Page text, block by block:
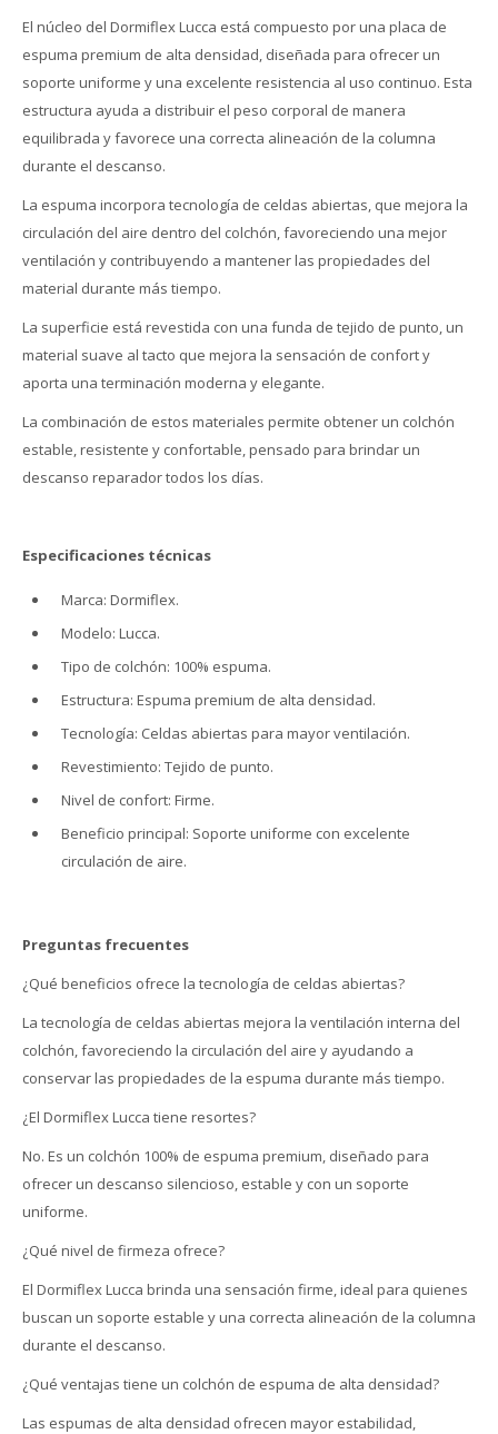
El núcleo del Dormiflex Lucca está compuesto por una placa de
espuma premium de alta densidad, diseñada para ofrecer un
soporte uniforme y una excelente resistencia al uso continuo. Esta
estructura ayuda a distribuir el peso corporal de manera
equilibrada y favorece una correcta alineación de la columna
durante el descanso.
La espuma incorpora tecnología de celdas abiertas, que mejora la
circulación del aire dentro del colchón, favoreciendo una mejor
ventilación y contribuyendo a mantener las propiedades del
material durante más tiempo.
La superficie está revestida con una funda de tejido de punto, un
material suave al tacto que mejora la sensación de confort y
aporta una terminación moderna y elegante.
La combinación de estos materiales permite obtener un colchón
estable, resistente y confortable, pensado para brindar un
descanso reparador todos los días.
Especificaciones técnicas
Marca: Dormiflex.
Modelo: Lucca.
Tipo de colchón: 100% espuma.
Estructura: Espuma premium de alta densidad.
Tecnología: Celdas abiertas para mayor ventilación.
Revestimiento: Tejido de punto.
Nivel de confort: Firme.
Beneficio principal: Soporte uniforme con excelente
circulación de aire.
Preguntas frecuentes
¿Qué beneficios ofrece la tecnología de celdas abiertas?
La tecnología de celdas abiertas mejora la ventilación interna del
colchón, favoreciendo la circulación del aire y ayudando a
conservar las propiedades de la espuma durante más tiempo.
¿El Dormiflex Lucca tiene resortes?
No. Es un colchón 100% de espuma premium, diseñado para
ofrecer un descanso silencioso, estable y con un soporte
uniforme.
¿Qué nivel de firmeza ofrece?
El Dormiflex Lucca brinda una sensación firme, ideal para quienes
buscan un soporte estable y una correcta alineación de la columna
durante el descanso.
¿Qué ventajas tiene un colchón de espuma de alta densidad?
Las espumas de alta densidad ofrecen mayor estabilidad,